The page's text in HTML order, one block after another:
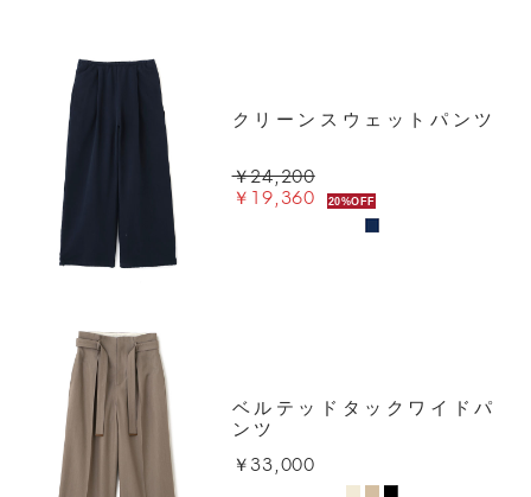
クリーンスウェットパンツ
￥24,200
￥19,360 20%OFF
ベルテッドタックワイドパ
ンツ
￥33,000